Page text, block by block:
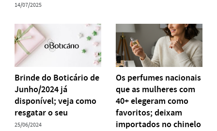
14/07/2025
Brinde do Boticário de
Junho/2024 já
disponível; veja como
resgatar o seu
25/06/2024
Os perfumes nacionais
que as mulheres com
40+ elegeram como
favoritos; deixam
importados no chinelo